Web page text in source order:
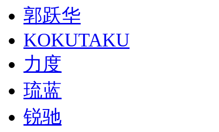
郭跃华
KOKUTAKU
力度
琉蓝
锐驰